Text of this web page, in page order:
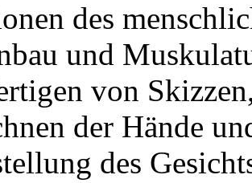
des
und
von
der Hände
des